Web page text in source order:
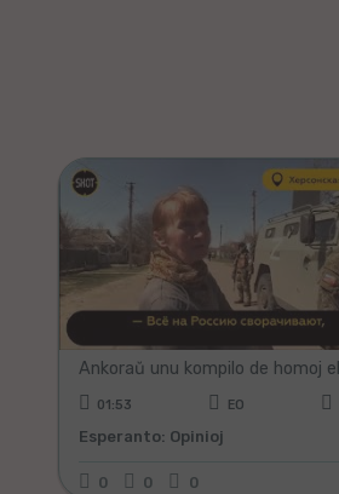
01:53 EO
Esperanto: Opinioj
0 0 0